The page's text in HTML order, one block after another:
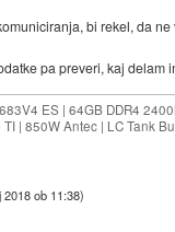
bi rekel, da
pa preveri, kaj delam
ES | 64GB DDR4
| 850W Antec | LC Tank
2018 ob 11:38)